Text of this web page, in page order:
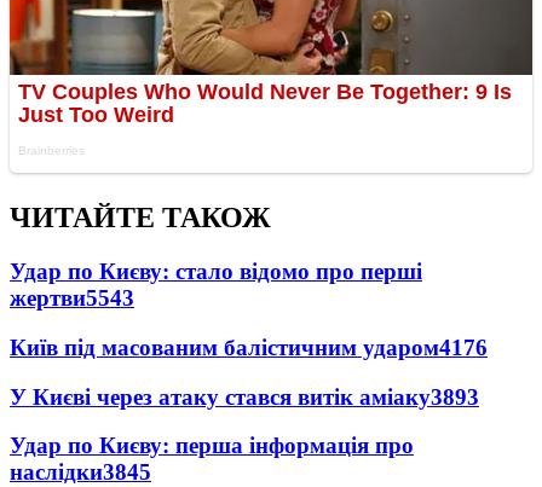
ЧИТАЙТЕ ТАКОЖ
Удар по Києву: стало відомо про перші
жертви5543
Київ під масованим балістичним ударом4176
У Києві через атаку стався витік аміаку3893
Удар по Києву: перша інформація про
наслідки3845